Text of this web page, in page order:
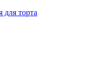
торта